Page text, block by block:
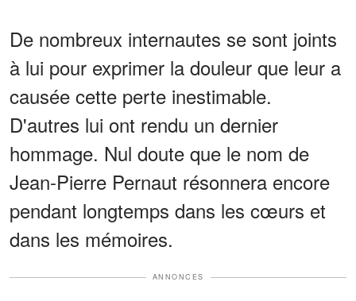
De nombreux internautes se sont joints
à lui pour exprimer la douleur que leur a
causée cette perte inestimable.
D'autres lui ont rendu un dernier
hommage. Nul doute que le nom de
Jean-Pierre Pernaut résonnera encore
pendant longtemps dans les cœurs et
dans les mémoires.
ANNONCES